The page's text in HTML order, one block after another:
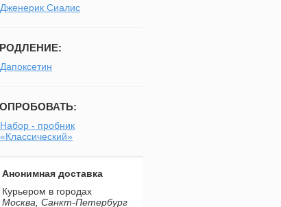
Дженерик Сиалис
Дапоксетин
Набор - пробник
«Классический»
Анонимная доставка
Курьером в городах
Москва, Санкт-Петербург